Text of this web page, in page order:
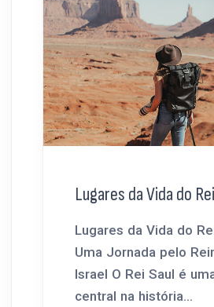
Lugares da Vida do
Lugares da Vida do
Uma Jornada pelo
Israel O Rei Saul é
central na história...